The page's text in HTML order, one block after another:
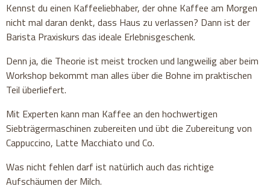
Kennst du einen Kaffeeliebhaber, der ohne Kaffee am Morgen
nicht mal daran denkt, dass Haus zu verlassen? Dann ist der
Barista Praxiskurs das ideale Erlebnisgeschenk.
Denn ja, die Theorie ist meist trocken und langweilig aber beim
Workshop bekommt man alles über die Bohne im praktischen
Teil überliefert.
Mit Experten kann man Kaffee an den hochwertigen
Siebträgermaschinen zubereiten und übt die Zubereitung von
Cappuccino, Latte Macchiato und Co.
Was nicht fehlen darf ist natürlich auch das richtige
Aufschäumen der Milch.